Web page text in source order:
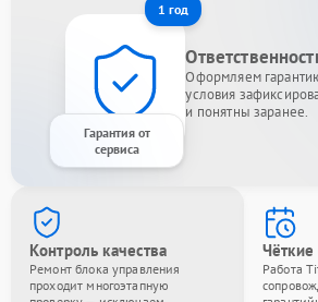
1 год
Гарантия от
сервиса
Оформляем
условия
и понятны заранее.
Контроль качества
Ремонт блока управления
проходит многоэтапную
Чёткие
Работа